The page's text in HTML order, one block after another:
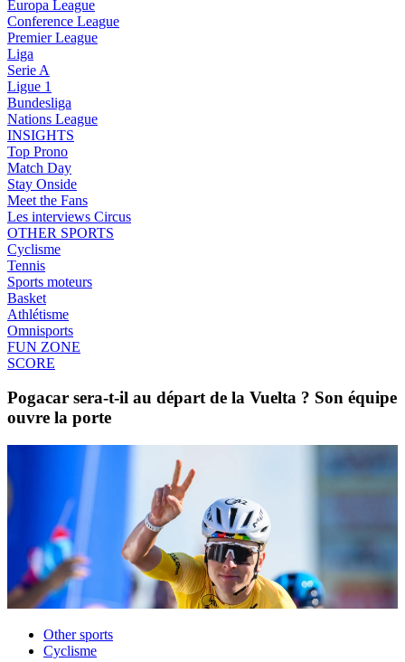
Europa League
Conference League
Premier League
Liga
Serie A
Ligue 1
Bundesliga
Nations League
INSIGHTS
Top Prono
Match Day
Stay Onside
Meet the Fans
Les interviews Circus
OTHER SPORTS
Cyclisme
Tennis
Sports moteurs
Basket
Athlétisme
Omnisports
FUN ZONE
SCORE
Pogacar sera-t-il au départ de la Vuelta ? Son équipe
ouvre la porte
Other sports
Cyclisme